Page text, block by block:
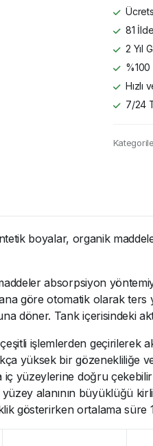
81
2 Yıl
%100
Hızlı
7/24
boyalar, organik
absorpsiyon
göre otomatik olarak ters
döner. Tank içerisindeki
işlemlerden geçirilerek
yüksek bir gözenekliliğe
yüzeylerine doğru
alanının büyüklüğü
gösterirken ortalama süre